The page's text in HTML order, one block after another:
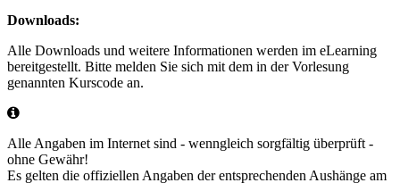
Downloads:
Alle Downloads und weitere Informationen werden im eLearning
bereitgestellt. Bitte melden Sie sich mit dem in der Vorlesung
genannten Kurscode an.
Alle Angaben im Internet sind - wenngleich sorgfältig überprüft -
ohne Gewähr!
Es gelten die offiziellen Angaben der entsprechenden Aushänge am